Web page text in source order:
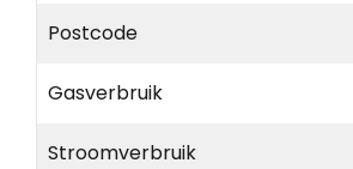
Postcode
Gasverbruik
Stroomverbruik